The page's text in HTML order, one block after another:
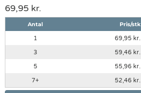
69,95 kr.
Antal Pris/stk
1 69,95 kr.
3 59,46 kr.
5 55,96 kr.
7 52,46 kr.